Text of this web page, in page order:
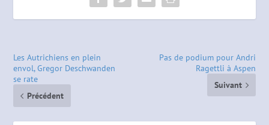
Les Autrichiens en plein
envol, Gregor Deschwanden
se rate
Précédent
Pas de podium pour Andri
Ragettli à Aspen
Suivant